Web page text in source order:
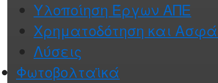
Υλοποίηση Έργων ΑΠΕ
Χρηματοδότηση και
Λύσεις
Φωτοβολταϊκά